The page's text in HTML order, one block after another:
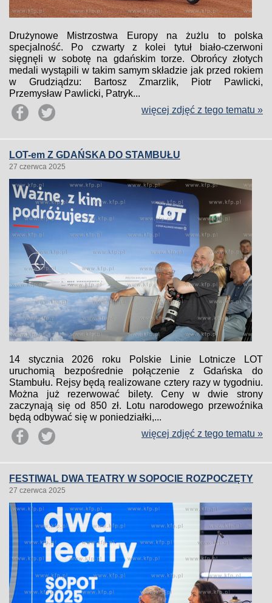
Drużynowe Mistrzostwa Europy na żużlu to polska
specjalność. Po czwarty z kolei tytuł biało-czerwoni
sięgnęli w sobotę na gdańskim torze. Obrońcy złotych
medali wystąpili w takim samym składzie jak przed rokiem
w Grudziądzu: Bartosz Zmarzlik, Piotr Pawlicki,
Przemysław Pawlicki, Patryk...
więcej zdjęć z tego tematu »
LOT-em Z GDAŃSKA DO STAMBUŁU
27 czerwca 2025
14 stycznia 2026 roku Polskie Linie Lotnicze LOT
uruchomią bezpośrednie połączenie z Gdańska do
Stambułu. Rejsy będą realizowane cztery razy w tygodniu.
Można już rezerwować bilety. Ceny w dwie strony
zaczynają się od 850 zł. Lotu narodowego przewoźnika
będą odbywać się w poniedziałki,...
więcej zdjęć z tego tematu »
FESTIWAL DWA TEATRY W SOPOCIE ROZPOCZĘTY
27 czerwca 2025